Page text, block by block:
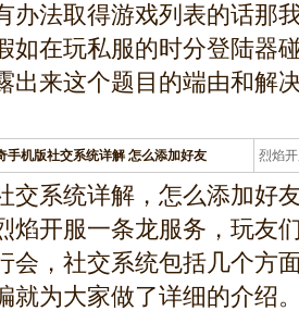
办法取得游戏列表的话那
如在玩私服的时分登陆器
出来这个题目的端由和解
手机版社交系统详解 怎么添加好友 烈焰
龙
交系统详解，怎么添加好
焰开服一条龙服务，玩友
会，社交系统包括几个方
就为大家做了详细的介绍